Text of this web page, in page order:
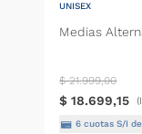
UNISEX
Medias
$ 21.999,00
$ 18.699,15
6 cuotas S/I